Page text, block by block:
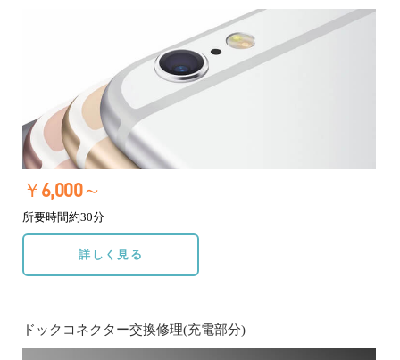
￥6,000～
所要時間約30分
詳しく見る
ドックコネクター交換修理(充電部分)